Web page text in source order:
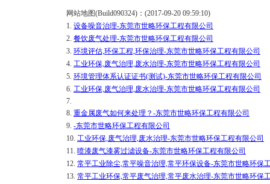
网站地图(Build090324)：(2017-09-20 09:59:10)
1. 设备噪音治理-东莞市世略环保工程有限公司
2. 餐饮废气处理-东莞市世略环保工程有限公司
3. 环境评估,环保工程,环保治理-东莞市世略环保工程有限公司
4. 工业环保,废气治理,废水治理-东莞市世略环保工程有限公司
5. 环境管理体系认证证书(测试)-东莞市世略环保工程有限公司
6. 工业环保,废气治理,废水治理-东莞市世略环保工程有限公司
7.
8. 重金属废气如何来处理？-东莞市世略环保工程有限公司
9. -东莞市世略环保工程有限公司
10. 工业环保,废气治理,废水治理-东莞市世略环保工程有限公司
11. 喷漆废气漆雾过滤设备-东莞市世略环保工程有限公司
12. 常平工业除尘,常平噪音治理,常平环保设备-东莞市世略环保
13. 常平工业环保,常平废气治理,常平废水治理-东莞市世略环保